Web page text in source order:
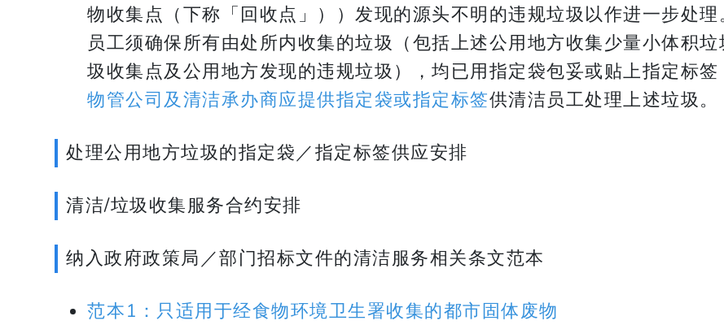
物收集点（下称「回收点」））发现的源头不明的违规垃圾以作进一步处
员工须确保所有由处所内收集的垃圾（包括上述公用地方收集少量小体积
圾收集点及公用地方发现的违规垃圾），均已用指定袋包妥或贴上指定标签
物管公司及清洁承办商应提供指定袋或指定标签供清洁员工处理上述垃圾。
处理公用地方垃圾的指定袋／指定标签供应安排
清洁/垃圾收集服务合约安排
纳入政府政策局／部门招标文件的清洁服务相关条文范本
范本1：只适用于经食物环境卫生署收集的都市固体废物